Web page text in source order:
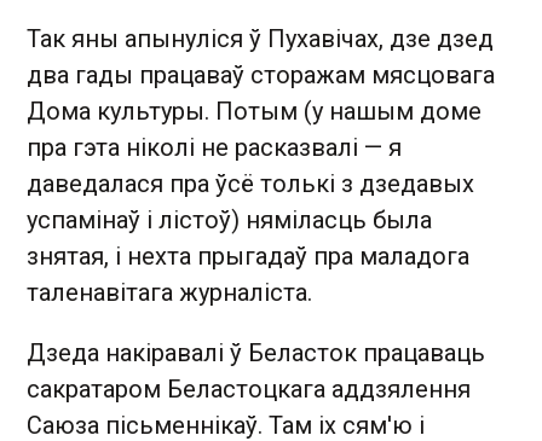
Так яны апынуліся ў Пухавічах, дзе дзед
два гады працаваў сторажам мясцовага
Дома культуры. Потым (у нашым доме
пра гэта ніколі не расказвалі — я
даведалася пра ўсё толькі з дзедавых
успамінаў і лістоў) няміласць была
знятая, і нехта прыгадаў пра маладога
таленавітага журналіста.
Дзеда накіравалі ў Беласток працаваць
сакратаром Беластоцкага аддзялення
Саюза пісьменнікаў. Там іх сям'ю і